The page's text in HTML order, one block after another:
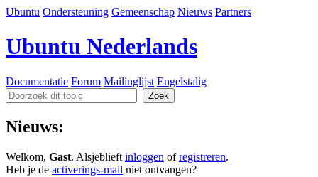
Ubuntu Ondersteuning Gemeenschap Nieuws Partners
Ubuntu Nederlands
Documentatie Forum Mailinglijst Engelstalig
Nieuws:
Welkom, Gast. Alsjeblieft inloggen ofregistreren.
Heb je de activerings-mail niet ontvangen?